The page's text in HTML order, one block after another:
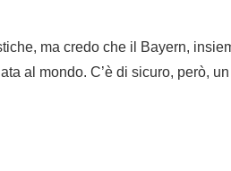
ma credo che il Bayern,
al mondo. C’è di sicuro, però,